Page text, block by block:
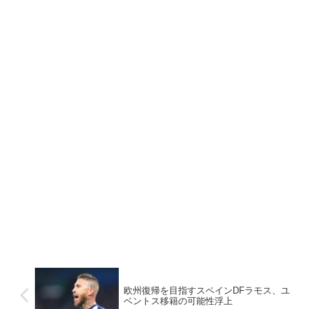
欧州復帰を目指すスペインDFラモス、ユ
ベントス移籍の可能性浮上